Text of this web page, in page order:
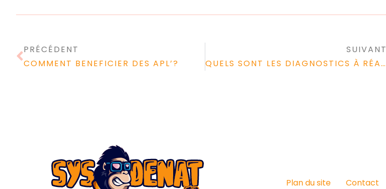
PRÉCÉDENT
COMMENT BENEFICIER DES APL’?
SUIVANT
QUELS SONT LES DIAGNOSTICS À RÉALISER AVANT DE METTRE SON LOGEMENT EN LOCATION?
Plan du site Contact